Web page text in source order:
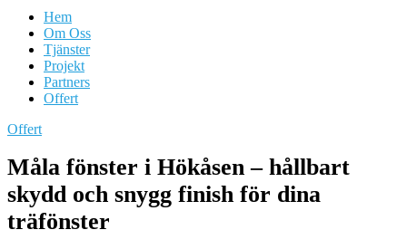
Hem
Om Oss
Tjänster
Projekt
Partners
Offert
Offert
Måla fönster i Hökåsen – hållbart
skydd och snygg finish för dina
träfönster